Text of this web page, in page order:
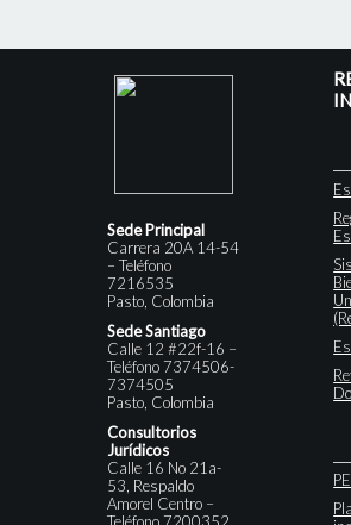
Sede Principal
Carrera 20A 14-54
– Teléfono
7216535
Pasto, Colombia
Sede Santiago
Calle 12 #22f-16 –
Teléfono 7374506-
7374505
Pasto, Colombia
Consultorios
Jurídicos
Calle 16 No 21a-
53, Respaldo
Amorel Centro –
Teléfono 7200352